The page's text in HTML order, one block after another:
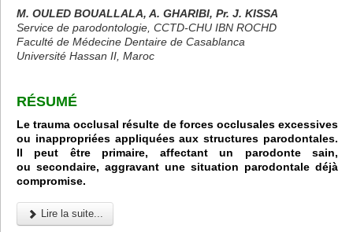
M. OULED BOUALLALA, A. GHARIBI, Pr. J. KISSA
Service de parodontologie, CCTD-CHU IBN ROCHD
Faculté de Médecine Dentaire de Casablanca
Université Hassan II, Maroc
RÉSUMÉ
Le trauma occlusal résulte de forces occlusales excessives
ou inappropriées appliquées aux structures parodontales.
Il peut être primaire, affectant un parodonte sain,
ou secondaire, aggravant une situation parodontale déjà
compromise.
Lire la suite...